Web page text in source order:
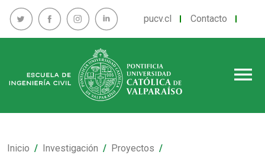
pucv.cl Contacto
menu
Inicio Investigación
Proyectos